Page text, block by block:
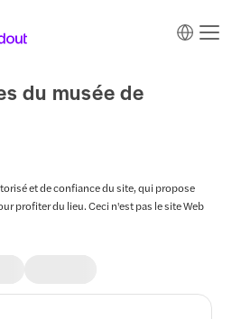
du musée de
et de confiance du site, qui propose
profiter du lieu. Ceci n'est pas le site Web